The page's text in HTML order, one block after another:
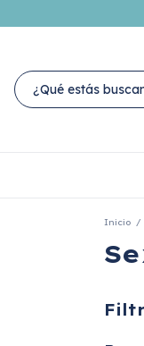
Inicio /